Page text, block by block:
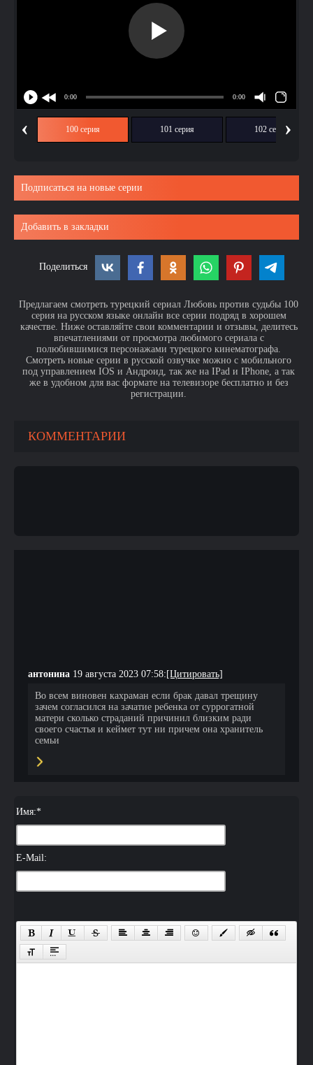
‹ 100 серия 101 серия 102 серия›
Подписаться на новые серии
Добавить в закладки
Поделиться
Предлагаем смотреть турецкий сериал Любовь против судьбы 100
серия на русском языке онлайн все серии подряд в хорошем
качестве. Ниже оставляйте свои комментарии и отзывы, делитесь
впечатлениями от просмотра любимого сериала с
полюбившимися персонажами турецкого кинематографа.
Смотреть новые серии в русской озвучке можно с мобильного
под управлением IOS и Андроид, так же на IPad и IPhone, а так
же в удобном для вас формате на телевизоре бесплатно и без
регистрации.
КОММЕНТАРИИ
антонина 19 августа 2023 07:58: [Цитировать]
Во всем виновен кахраман если брак давал трещину
зачем согласился на зачатие ребенка от суррогатной
матери сколько страданий причинил близким ради
своего счастья и кеймет тут ни причем она хранитель
семьи
Имя:*
E-Mail: